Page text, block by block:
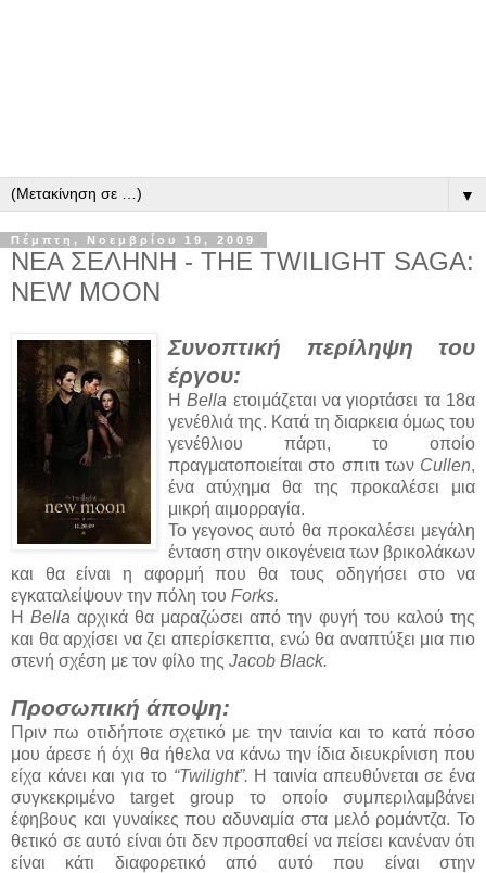
▼
Πέμπτη, Νοεμβρίου 19, 2009
ΝΕΑ ΣΕΛΗΝΗ - THE TWILIGHT SAGA:
NEW MOON
Συνοπτική περίληψη του
έργου:
ΗBella ετοιμάζεται να γιορτάσει τα 18α
γενέθλιά της. Κατά τη διαρκεια όμως του
γενέθλιου πάρτι, το οποίο
πραγματοποιείται στο σπιτι των Cullen,
ένα ατύχημα θα της προκαλέσει μια
μικρή αιμορραγία.
Το γεγονος αυτό θα προκαλέσει μεγάλη
ένταση στην οικογένεια των βρικολάκων
και θα είναι η αφορμή που θα τους οδηγήσει στο να
εγκαταλείψουν την πόλη του Forks.
Η Bella αρχικά θα μαραζώσει από την φυγή του καλού της
και θα αρχίσει να ζει απερίσκεπτα, ενώ θα αναπτύξει μια πιο
στενή σχέση με τον φίλο της Jacob Black.
Προσωπική άποψη:
Πριν πω οτιδήποτε σχετικό με την ταινία και το κατά πόσο
μου άρεσε ή όχι θα ήθελα να κάνω την ίδια διευκρίνιση που
είχα κάνει και για το “Twilight”. Η ταινία απευθύνεται σε ένα
συγκεκριμένο target group το οποίο συμπεριλαμβάνει
έφηβους και γυναίκες που αδυναμία στα μελό ρομάντζα. Το
θετικό σε αυτό είναι ότι δεν προσπαθεί να πείσει κανέναν ότι
είναι κάτι διαφορετικό από αυτό που είναι στην